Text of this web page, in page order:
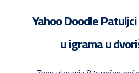
Yahoo Doodle
u igrama u